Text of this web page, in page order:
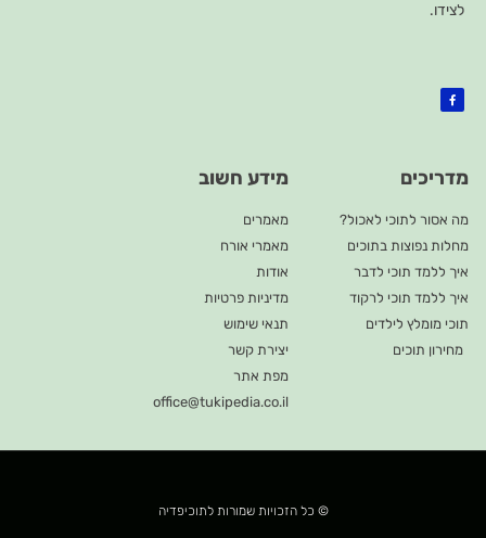
לצידו.
מדריכים
מה אסור לתוכי לאכול?
מחלות נפוצות בתוכים
איך ללמד תוכי לדבר
איך ללמד תוכי לרקוד
תוכי מומלץ לילדים
מחירון תוכים
מידע חשוב
מאמרים
מאמרי אורח
אודות
מדיניות פרטיות
תנאי שימוש
יצירת קשר
מפת אתר
office@tukipedia.co.il
© כל הזכויות שמורות לתוכיפדיה